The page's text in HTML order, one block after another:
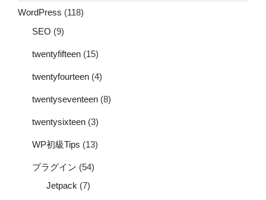
WordPress (118)
SEO (9)
twentyfifteen (15)
twentyfourteen (4)
twentyseventeen (8)
twentysixteen (3)
WP初級Tips (13)
プラグイン (54)
Jetpack (7)